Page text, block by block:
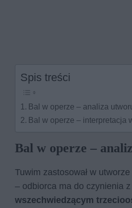
Spis treści
Bal w operze – analiza
Bal w operze – interpretacja
Bal w operze –
Tuwim zastosował w utworze
– odbiorca ma do czynienia z
wszechwiedzącym